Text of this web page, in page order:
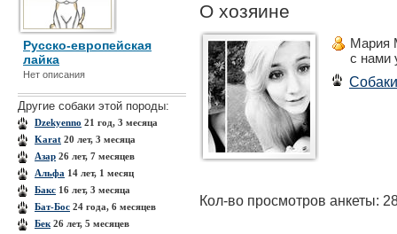
Русско-европейская
лайка
Нет описания
Другие собаки этой породы:
Dzekyenno 21 год, 3 месяца
Karat 20 лет, 3 месяца
Азар 26 лет, 7 месяцев
Альфа 14 лет, 1 месяц
Бакс 16 лет, 3 месяца
Бат-Бос 24 года, 6 месяцев
Бек 26 лет, 5 месяцев
О хозяине
Мария
с нами
Собаки
Кол-во просмотров анкеты: